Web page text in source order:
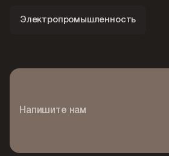
Электропромышленность
Напишите нам